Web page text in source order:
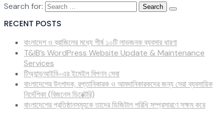
Search for:
RECENT POSTS
বাংলাদেশ ও ব্রাজিলের মধ্যে শীর্ষ ১০টি লাভজনক ব্যবসার ধারণা
T&IB’s WordPress Website Update & Maintenance
Services
টিঅ্যান্ডআইবি-এর ইমেইল বিপণন সেবা
বাংলাদেশের উৎপাদক, রপ্তানিকারক ও আমদানিকারকদের জন্য সেরা ব্যবসায়িক
নির্দেশিকা (বিজনেস ডিরেক্টরি)
বাংলাদেশের প্রতিষ্ঠানসমূহকে তাদের ডিজিটাল পরিধি সম্প্রসারণে সক্ষম করে